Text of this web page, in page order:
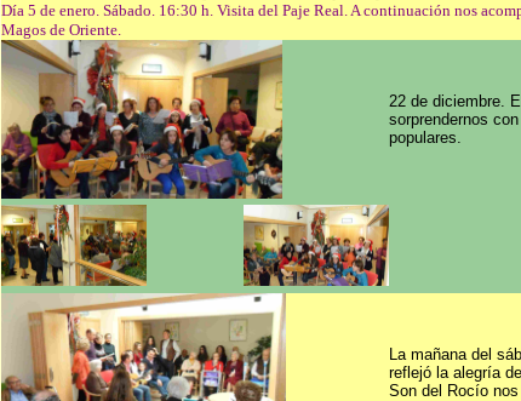
Día 5 de enero. Sábado. 16:30 h. Visita del Paje Real. A continuación nos
Magos de Oriente.
22 de diciembre.
sorprendernos
populares.
La mañana del
reflejó la alegría
Son del Rocío